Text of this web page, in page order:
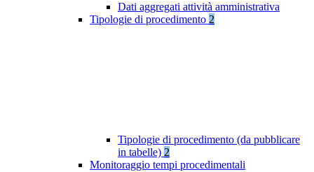
Dati aggregati attività amministrativa
Tipologie di procedimento 2
Tipologie di procedimento (da pubblicare
in tabelle) 2
Monitoraggio tempi procedimentali